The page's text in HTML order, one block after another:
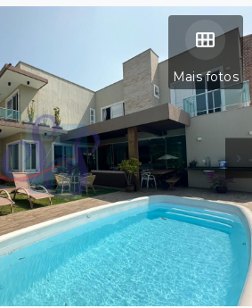
Mais fotos